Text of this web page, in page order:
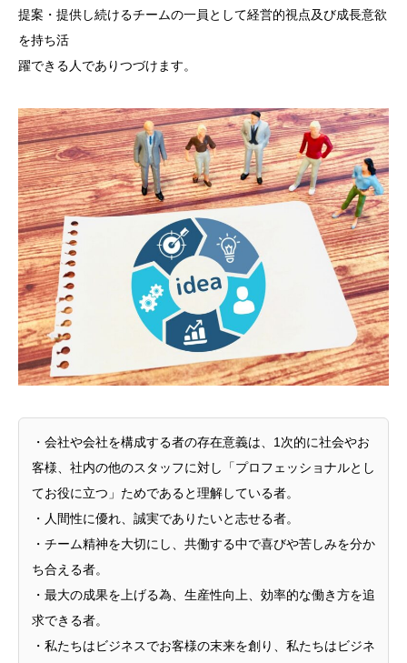
提案・提供し続けるチームの一員として経営的視点及び成長意欲
を持ち活
躍できる人でありつづけます。
・会社や会社を構成する者の存在意義は、1次的に社会やお
客様、社内の他のスタッフに対し「プロフェッショナルとし
てお役に立つ」ためであると理解している者。
・人間性に優れ、誠実でありたいと志せる者。
・チーム精神を大切にし、共働する中で喜びや苦しみを分か
ち合える者。
・最大の成果を上げる為、生産性向上、効率的な働き方を追
求できる者。
・私たちはビジネスでお客様の末来を創り、私たちはビジネ